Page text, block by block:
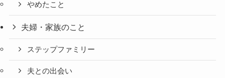
やめたこと
夫婦・家族のこと
ステップファミリー
夫との出会い